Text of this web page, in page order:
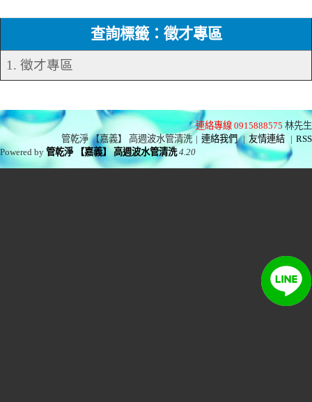
查詢標籤：徵才專區
1. 徵才專區
連絡專線 0915888575 林先生
管乾淨 【嘉義】 高週波水管清洗 | 連絡我們 | 友情連結 | RSS
Powered by管乾淨 【嘉義】 高週波水管清洗 4.20